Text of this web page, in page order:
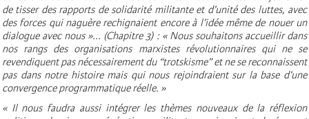
de tisser des rapports de solidarité militante et d’unité des luttes, avec
des forces qui naguère rechignaient encore à l’idée même de nouer un
dialogue avec nous »... (Chapitre 3) : « Nous souhaitons accueillir dans
nos rangs des organisations marxistes révolutionnaires qui ne se
revendiquent pas nécessairement du “trotskisme” et ne se reconnaissent
pas dans notre histoire mais qui nous rejoindraient sur la base d’une
convergence programmatique réelle. »
« Il nous faudra aussi intégrer les thèmes nouveaux de la réflexion